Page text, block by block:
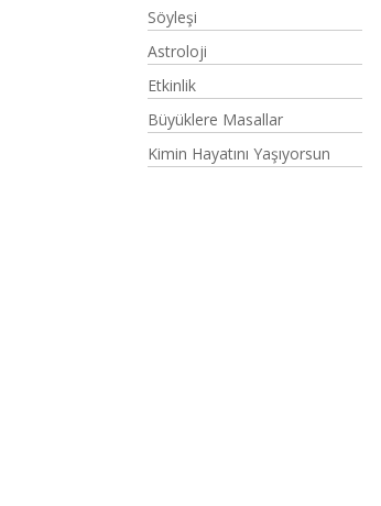
Söyleşi
Astroloji
Etkinlik
Büyüklere Masallar
Kimin Hayatını Yaşıyorsun